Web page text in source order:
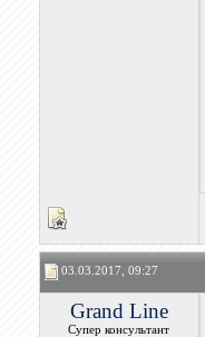
03.03.2017, 09:27
Grand Line
Супер консультант